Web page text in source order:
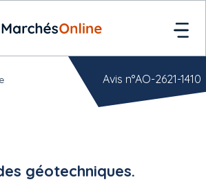
géotechniques.
Avis n°AO-2621-1410